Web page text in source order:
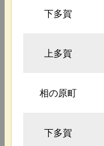
下多賀
上多賀
相の原町
下多賀